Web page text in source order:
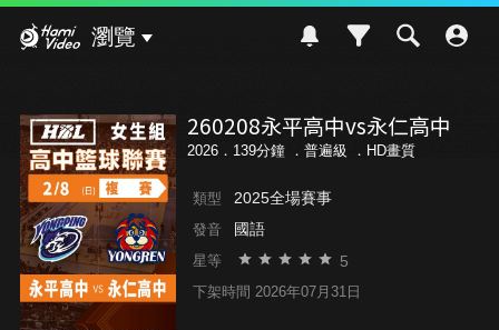
瀏覽
260208永平高中vs永仁高中
2026．139分鐘 ． 普遍級 ．HD畫質
類型 2025全場賽事
發音 國語
星等 5
下架時間 2026年07月31日